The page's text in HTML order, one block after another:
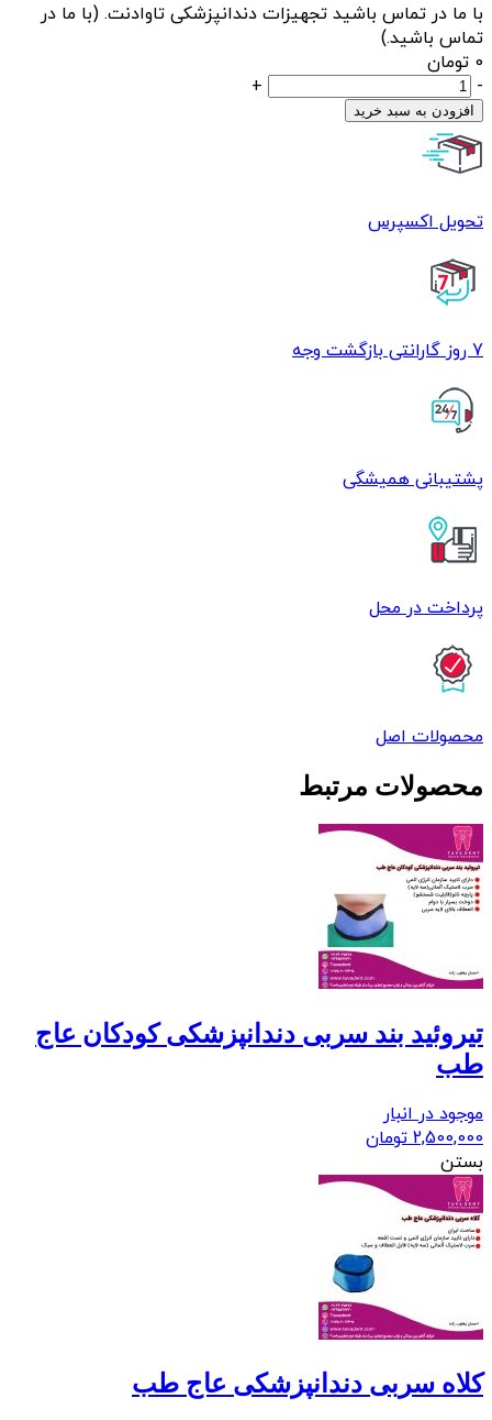
با ما در تماس باشید تجهیزات دندانپزشکی تاوادنت. (با ما در
تماس باشید.)
0 تومان
دستگاه
نیدل
آف
(NEEDLE
-
+
افزودن به سبد خرید
تحویل اکسپرس
7 روز گارانتی بازگشت وجه
پشتیبانی همیشگی
پرداخت در محل
محصولات اصل
محصولات مرتبط
تیروئید بند سربی دندانپزشکی کودکان عاج
طب
موجود در انبار
2,500,000 تومان
بستن
کلاه سربی دندانپزشکی عاج طب